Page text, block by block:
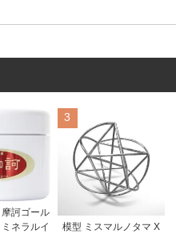
訶ゴール
ネラルイ
3
模型 ミスマルノタマ X